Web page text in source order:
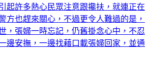
起許多熱心民眾注意跟攙扶，就連正在
方也趕來關心，不過更令人難過的是，
，張婦一時忘記，仍舊掛念心中，不忍
邊安撫，一邊找藉口載張婦回家，並通